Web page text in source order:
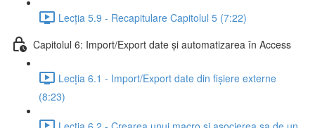
Lecția 5.9 - Recapitulare Capitolul 5 (7:22)
Capitolul 6: Import/Export date și automatizarea în Access
Lecția 6.1 - Import/Export date din fișiere externe
(8:23)